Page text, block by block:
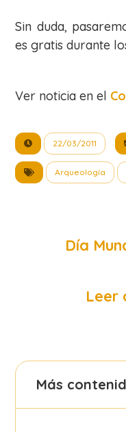
Sin duda,
es gratis durante
Ver noticia en el
22/03/2011
Arqueología
Día
Leer
Más